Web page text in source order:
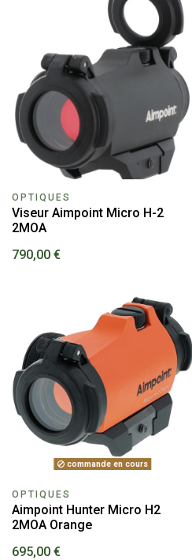
OPTIQUES
Viseur Aimpoint Micro H-2
2MOA
790,00 €
commande en cours
OPTIQUES
Aimpoint Hunter Micro H2
2MOA Orange
695,00 €